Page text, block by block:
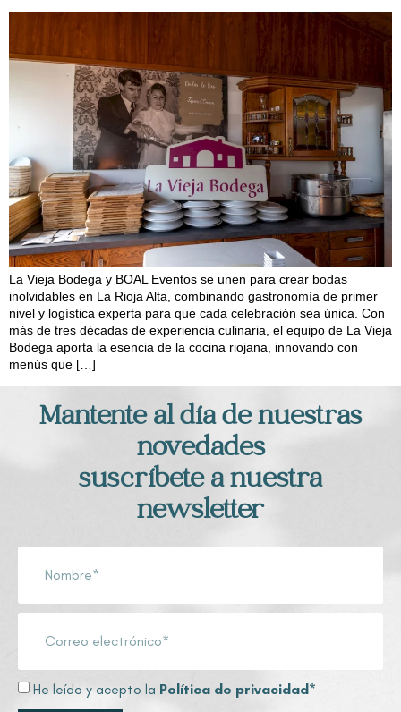
La Vieja Bodega y BOAL Eventos se unen para crear bodas
inolvidables en La Rioja Alta, combinando gastronomía de primer
nivel y logística experta para que cada celebración sea única. Con
más de tres décadas de experiencia culinaria, el equipo de La Vieja
Bodega aporta la esencia de la cocina riojana, innovando con
menús que […]
Mantente al día de nuestras
novedades
suscríbete a nuestra
newsletter
He leído y acepto la Política de privacidad *